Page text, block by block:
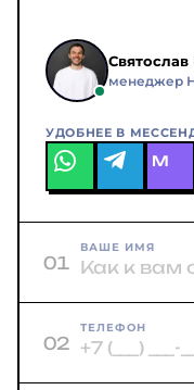
менеджер
УДОБНЕЕ В
M
01
ВАШЕ ИМЯ
02
ТЕЛЕФОН